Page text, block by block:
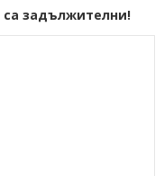
задължителни!